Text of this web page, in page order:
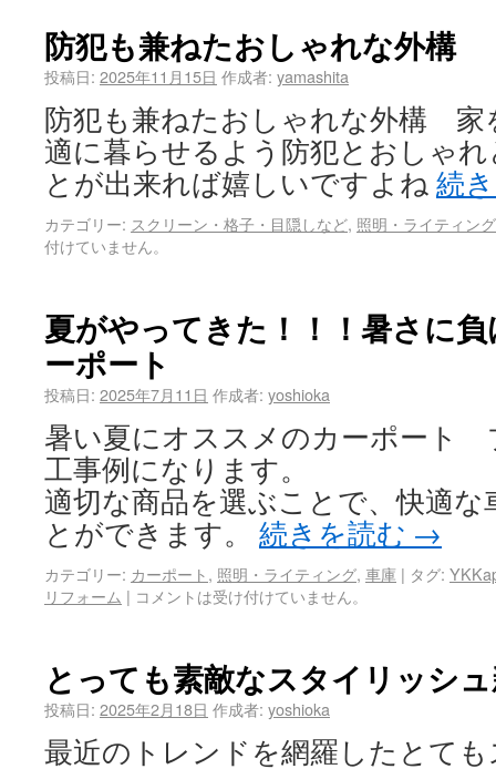
防犯も兼ねたおしゃれな外構
投稿日: 2025年11月15日 作成者: yamashita
防犯も兼ねたおしゃれな外構 家
適に暮らせるよう防犯とおしゃ
とが出来れば嬉しいですよね 続
カテゴリー: スクリーン・格子・目隠しなど, 照明・ライティング
付けていません。
夏がやってきた！！！暑さに
ーポート
投稿日: 2025年7月11日 作成者: yoshioka
暑い夏にオススメのカーポート
工事例になります。
適切な商品を選ぶことで、快適
とができます。 続きを読む →
カテゴリー: カーポート, 照明・ライティング, 車庫 | タグ:
リフォーム | コメントは受け付けていません。
とっても素敵なスタイリッシ
投稿日: 2025年2月18日 作成者: yoshioka
最近のトレンドを網羅したとて